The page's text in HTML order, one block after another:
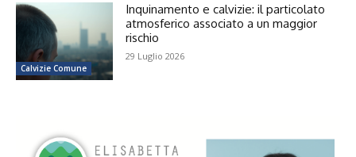
Calvizie Comune
Inquinamento e calvizie: il particolato
atmosferico associato a un maggior
rischio
29 Luglio 2026